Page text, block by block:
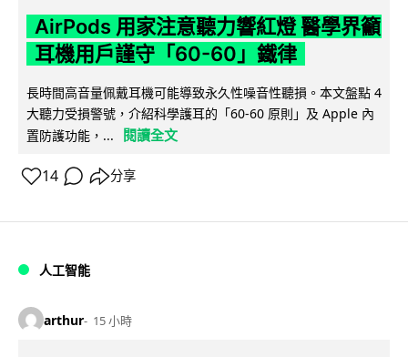
AirPods 用家注意聽力響紅燈 醫學界籲
耳機用戶謹守「60-60」鐵律
長時間高音量佩戴耳機可能導致永久性噪音性聽損。本文盤點 4
大聽力受損警號，介紹科學護耳的「60-60 原則」及 Apple 內
置防護功能，...
閱讀全文
14 分享
人工智能
arthur 15 小時